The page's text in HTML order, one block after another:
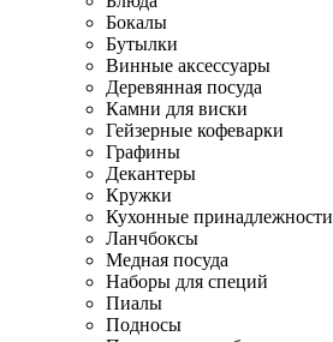
Бокалы
Бутылки
Винные аксессуары
Деревянная посуда
Камни для виски
Гейзерные кофеварки
Графины
Декантеры
Кружки
Кухонные принадлежности
Ланчбоксы
Медная посуда
Наборы для специй
Пиалы
Подносы